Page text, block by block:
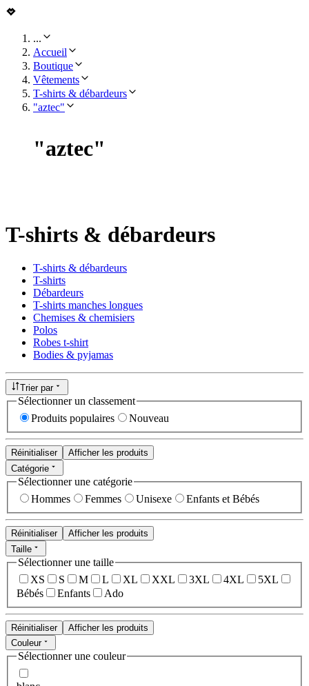
...
Accueil
Boutique
Vêtements
T-shirts & débardeurs
"aztec"
"aztec"
T-shirts & débardeurs
T-shirts & débardeurs
T-shirts
Débardeurs
T-shirts manches longues
Chemises & chemisiers
Polos
Robes t-shirt
Bodies & pyjamas
Trier par
Sélectionner un classement
Produits populaires
Nouveau
Réinitialiser
Afficher les produits
Catégorie
Sélectionner une catégorie
Hommes
Femmes Unisexe Enfants et Bébés
Réinitialiser
Afficher les produits
Taille
Sélectionner une taille
XS
S M L XL XXL 3XL 4XL
5XL
Bébés
Enfants Ado
Réinitialiser
Afficher les produits
Couleur
Sélectionner une couleur